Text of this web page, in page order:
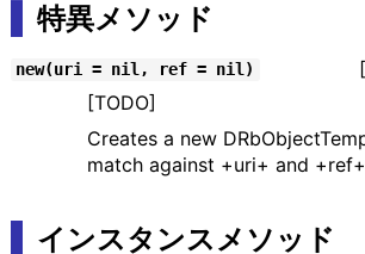
特異メソッド
new(uri = nil, ref = nil) [
[TODO]
Creates a new
match against +uri+ and
インスタンスメソッド